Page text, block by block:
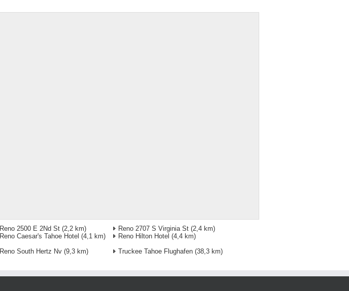
Reno 2500 E 2Nd St (2,2 km) Reno 2707 S Virginia St (2,4 km)
Reno Caesar's Tahoe Hotel (4,1 km) Reno Hilton Hotel (4,4 km)
Reno South Hertz Nv (9,3 km) Truckee Tahoe Flughafen (38,3 km)